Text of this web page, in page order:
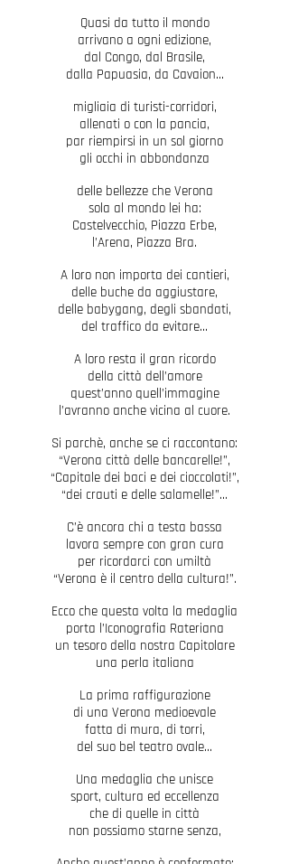
Quasi da tutto il mondo
arrivano a ogni edizione,
dal Congo, dal Brasile,
dalla Papuasia, da Cavaion…
migliaia di turisti-corridori,
allenati o con la pancia,
par riempirsi in un sol giorno
gli occhi in abbondanza
delle bellezze che Verona
sola al mondo lei ha:
Castelvecchio, Piazza Erbe,
l’Arena, Piazza Bra.
A loro non importa dei cantieri,
delle buche da aggiustare,
delle babygang, degli sbandati,
del traffico da evitare…
A loro resta il gran ricordo
della città dell’amore
quest’anno quell’immagine
l’avranno anche vicina al cuore.
Si parchè, anche se ci raccontano:
“Verona città delle bancarelle!”,
“Capitale dei baci e dei cioccolati!”,
“dei crauti e delle salamelle!”…
C’è ancora chi a testa bassa
lavora sempre con gran cura
per ricordarci con umiltà
“Verona è il centro della cultura!”.
Ecco che questa volta la medaglia
porta l’Iconografia Rateriana
un tesoro della nostra Capitolare
una perla italiana
La prima raffigurazione
di una Verona medioevale
fatta di mura, di torri,
del suo bel teatro ovale…
Una medaglia che unisce
sport, cultura ed eccellenza
che di quelle in città
non possiamo starne senza,